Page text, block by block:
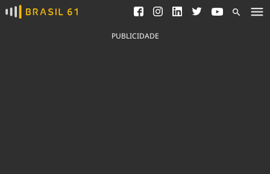
Ver todas as notícias
Saneamento
Indicadores
PUBLICIDADE